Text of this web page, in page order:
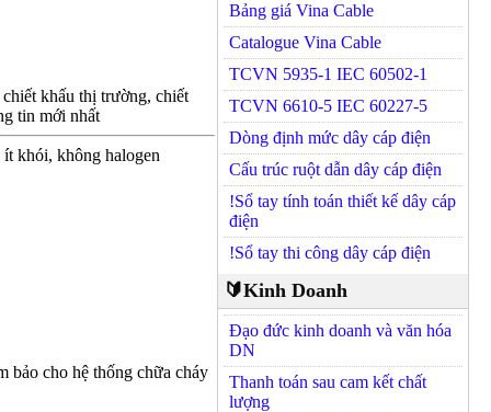
khấu thị trường, chiết
tin mới nhất
khói, không halogen
bảo cho hệ thống chữa cháy
Bảng giá Vina Cable
Catalogue Vina Cable
TCVN 5935-1 IEC 60502-1
TCVN 6610-5 IEC 60227-5
Dòng định mức dây cáp điện
Cấu trúc ruột dẫn dây cáp điện
!Sổ tay tính toán thiết kế dây cáp
điện
!Sổ tay thi công dây cáp điện
🔰Kinh Doanh
Đạo đức kinh doanh và văn hóa
DN
Thanh toán sau cam kết chất
lượng